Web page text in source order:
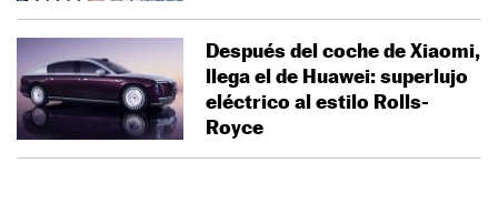
Después del coche de Xiaomi,
llega el de Huawei: superlujo
eléctrico al estilo Rolls-
Royce